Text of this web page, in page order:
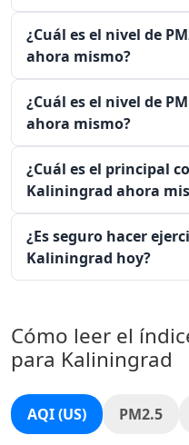
¿Cuál es el nivel de
ahora mismo?
¿Cuál es el nivel de
ahora mismo?
¿Cuál es el principal
Kaliningrad ahora
¿Es seguro hacer
Kaliningrad hoy?
Cómo leer el
para Kaliningrad
AQI (US) PM2.5